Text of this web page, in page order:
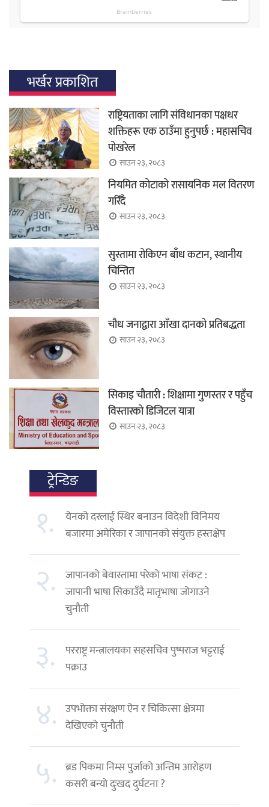
भर्खर प्रकाशित
राष्ट्रियताका लागि संविधानका पक्षधर
शक्तिहरू एक ठाउँमा हुनुपर्छ : महासचिव
पोखरेल
साउन २३, २०८३
नियमित कोटाको रासायनिक मल वितरण
गरिँदै
साउन २३, २०८३
सुस्तामा रोकिएन बाँध कटान, स्थानीय
चिन्तित
साउन २३, २०८३
चौध जनाद्वारा आँखा दानको प्रतिबद्धता
साउन २३, २०८३
सिकाइ चौतारी : शिक्षामा गुणस्तर र पहुँच
विस्तारको डिजिटल यात्रा
साउन २३, २०८३
ट्रेन्डिङ
१.
येनको दरलाई स्थिर बनाउन विदेशी विनिमय
बजारमा अमेरिका र जापानको संयुक्त हस्तक्षेप
२. जापानको बेवास्तामा परेको भाषा संकट :
जापानी भाषा सिकाउँदै मातृभाषा जोगाउने
चुनौती
३.
परराष्ट्र मन्त्रालयका सहसचिव पुष्पराज भट्टराई
पक्राउ
४. उपभोक्ता संरक्षण ऐन र चिकित्सा क्षेत्रमा
देखिएको चुनौती
५. ब्रड पिकमा निम्स पुर्जाको अन्तिम आरोहण
कसरी बन्यो दुःखद दुर्घटना ?